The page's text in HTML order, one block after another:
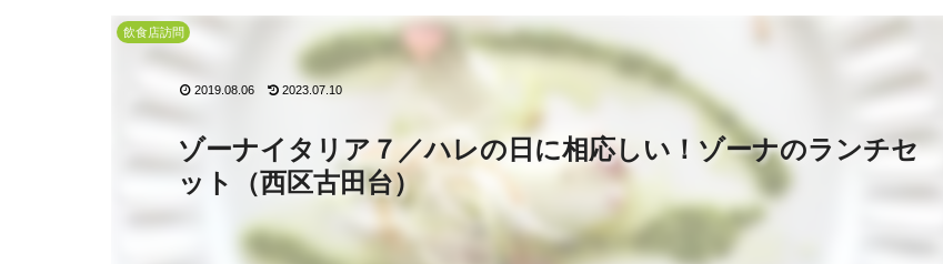
ゾーナイタリア７／ハレの日に相応しい！ゾーナのランチセ
ット（西区古田台）
飲食店訪問
2019.08.06 2023.07.10